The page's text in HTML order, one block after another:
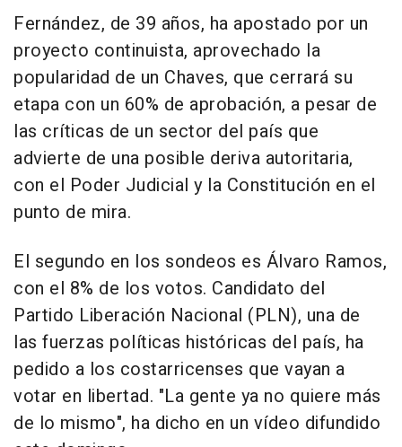
Fernández, de 39 años, ha apostado por un
proyecto continuista, aprovechado la
popularidad de un Chaves, que cerrará su
etapa con un 60% de aprobación, a pesar de
las críticas de un sector del país que
advierte de una posible deriva autoritaria,
con el Poder Judicial y la Constitución en el
punto de mira.
El segundo en los sondeos es Álvaro Ramos,
con el 8% de los votos. Candidato del
Partido Liberación Nacional (PLN), una de
las fuerzas políticas históricas del país, ha
pedido a los costarricenses que vayan a
votar en libertad. "La gente ya no quiere más
de lo mismo", ha dicho en un vídeo difundido